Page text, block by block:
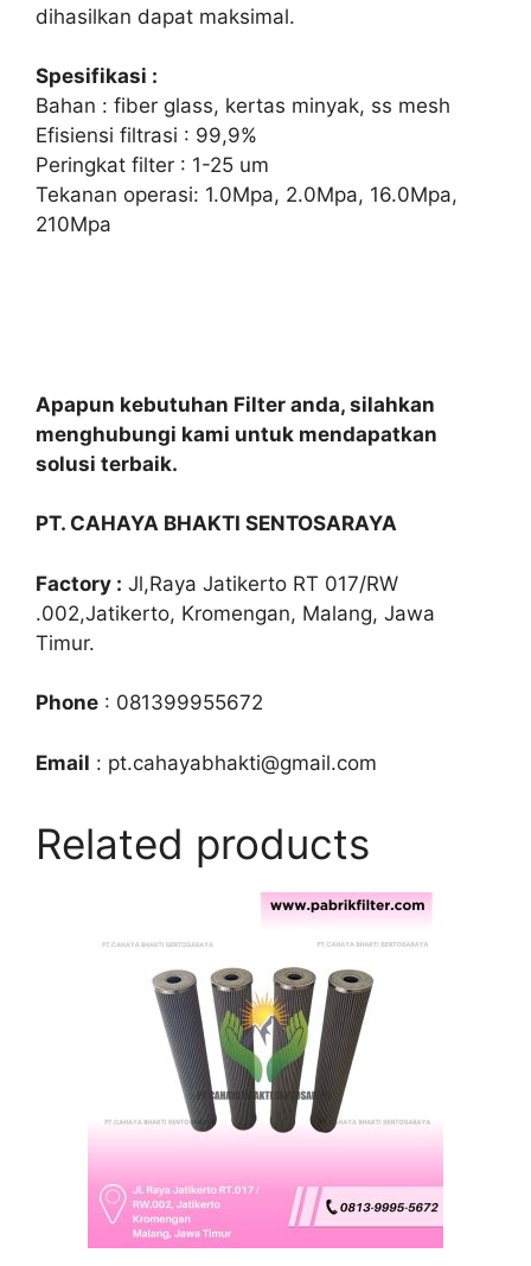
dihasilkan dapat maksimal.
Spesifikasi :
Bahan : fiber glass, kertas minyak, ss mesh
Efisiensi filtrasi : 99,9%
Peringkat filter : 1-25 um
Tekanan operasi: 1.0Mpa, 2.0Mpa, 16.0Mpa,
210Mpa
Apapun kebutuhan Filter anda, silahkan
menghubungi kami untuk mendapatkan
solusi terbaik.
PT. CAHAYA BHAKTI SENTOSARAYA
Factory : Jl,Raya Jatikerto RT 017/RW
.002,Jatikerto, Kromengan, Malang, Jawa
Timur.
Phone : 081399955672
Email : pt.cahayabhakti@gmail.com
Related products